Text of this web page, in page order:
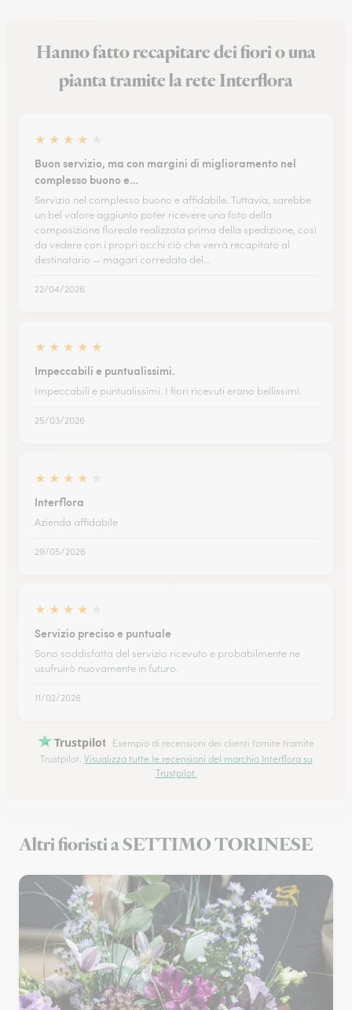
Hanno fatto recapitare dei fiori o una
pianta tramite la rete Interflora
★ ★ ★ ★
Buon servizio, ma con margini di miglioramento nel
complesso buono e…
Servizio nel complesso buono e affidabile. Tuttavia, sarebbe
un bel valore aggiunto poter ricevere una foto della
composizione floreale realizzata prima della spedizione, così
da vedere con i propri occhi ciò che verrà recapitato al
destinatario — magari corredata del…
22/04/2026
★ ★ ★ ★ ★
Impeccabili e puntualissimi.
Impeccabili e puntualissimi. I fiori ricevuti erano bellissimi.
25/03/2026
★ ★ ★ ★
Interflora
Azienda affidabile
29/05/2026
★ ★ ★ ★
Servizio preciso e puntuale
Sono soddisfatta del servizio ricevuto e probabilmente ne
usufruirò nuovamente in futuro.
11/02/2026
Trustpilot
Esempio di recensioni dei clienti fornite tramite
Trustpilot. Visualizza tutte le recensioni del marchio Interflora su
Trustpilot.
Altri fioristi a SETTIMO TORINESE